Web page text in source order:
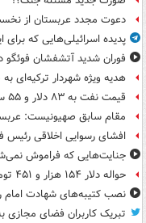
دعوت مجدد عربستان از
پدیده اسرائیلی‌هایی که برای
فوران شدید آتشفشان فوئگو
هدیه ویژه شهردار ترکیه‌ای
قیمت نفت به ۸۳ دلار و ۵۵ سنت در هر بشکه رسید
مقام سابق صهیونیست:
افشای رسوایی اخلاقی رئیس
جنایت‌هایی که فراموش
حواله دلار ۱۵۴ هزار و ۴۵۱ تومان شد
نصب کتیبه‌های شهادت
تبریک کاربران فضای مجازی